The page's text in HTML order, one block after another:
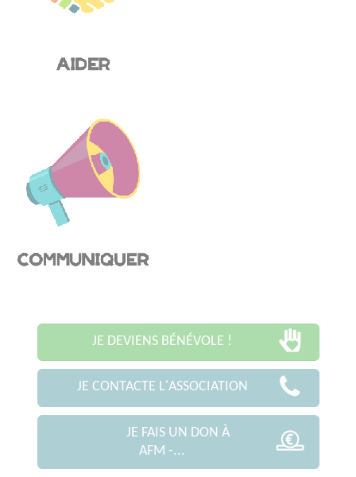
JE DEVIENS BÉNÉVOLE !
JE CONTACTE L'ASSOCIATION
JE FAIS UN DON À
AFM -...